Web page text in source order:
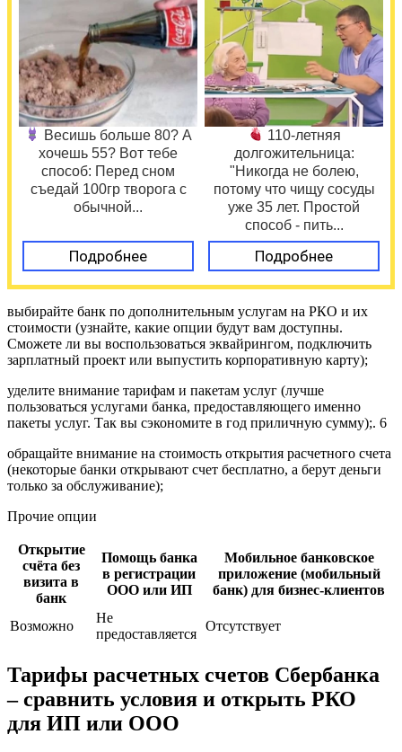
Весишь больше 80? А
хочешь 55? Вот тебе
способ: Перед сном
съедай 100гр творога с
обычной...
Подробнее
110-летняя
долгожительница:
"Никогда не болею,
потому что чищу сосуды
уже 35 лет. Простой
способ - пить...
Подробнее
выбирайте банк по дополнительным услугам на РКО и их
стоимости (узнайте, какие опции будут вам доступны.
Сможете ли вы воспользоваться эквайрингом, подключить
зарплатный проект или выпустить корпоративную карту);
уделите внимание тарифам и пакетам услуг (лучше
пользоваться услугами банка, предоставляющего именно
пакеты услуг. Так вы сэкономите в год приличную сумму);. 6
обращайте внимание на стоимость открытия расчетного счета
(некоторые банки открывают счет бесплатно, а берут деньги
только за обслуживание);
Прочие опции
Открытие
счёта без
визита в
банк
Помощь банка
в регист­рации
ООО или ИП
Мобиль­ное банков­ское
прило­жение (мобиль­ный
банк) для бизнес-клиентов
Возможно
Не
предоставляется
Отсут­ствует
Тарифы расчетных счетов Сбербанка
– сравнить условия и открыть РКО
для ИП или ООО